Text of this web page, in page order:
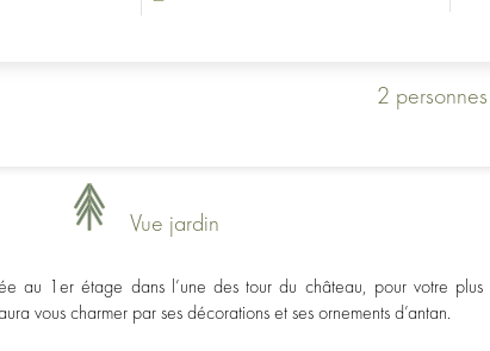
2 personnes
Vue jardin
au 1er étage dans l’une des tour du château, pour votre plus
vous charmer par ses décorations et ses ornements d’antan.